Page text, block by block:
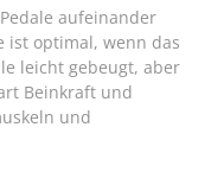
aufeinander
ist optimal, wenn das
leicht gebeugt, aber
Beinkraft und
und